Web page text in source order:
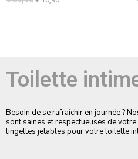
Toilette
Besoin de se rafraîchir en journée ?
sont saines et respectueuses de
lingettes jetables pour votre toilette